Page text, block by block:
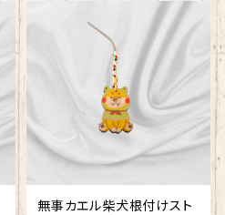
無事カエル柴犬根付けスト